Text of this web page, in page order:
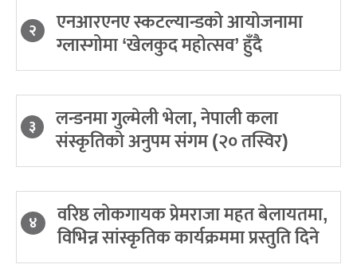
२ एनआरएनए स्कटल्यान्डको आयोजनामा
ग्लास्गोमा ‘खेलकुद महोत्सव’ हुँदै
३ लन्डनमा गुल्मेली भेला, नेपाली कला
संस्कृतिको अनुपम संगम (२० तस्विर)
४ वरिष्ठ लोकगायक प्रेमराजा महत बेलायतमा,
विभिन्न सांस्कृतिक कार्यक्रममा प्रस्तुति दिने